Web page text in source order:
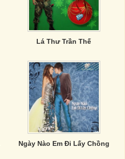
Lá Thư Trần Thế
Ngày Nào Em Đi Lấy Chồng